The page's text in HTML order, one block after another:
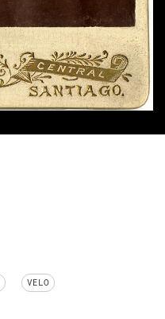
VELO